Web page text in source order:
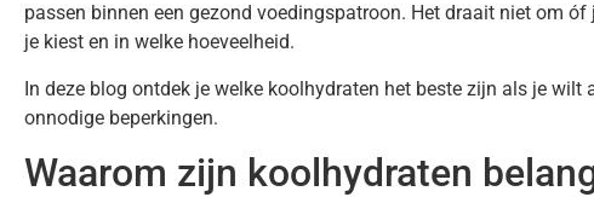
passen binnen een gezond voedingspatroon. Het draait niet om
je kiest en in welke hoeveelheid.
In deze blog ontdek je welke koolhydraten het beste zijn als je
onnodige beperkingen.
Waarom zijn koolhydraten